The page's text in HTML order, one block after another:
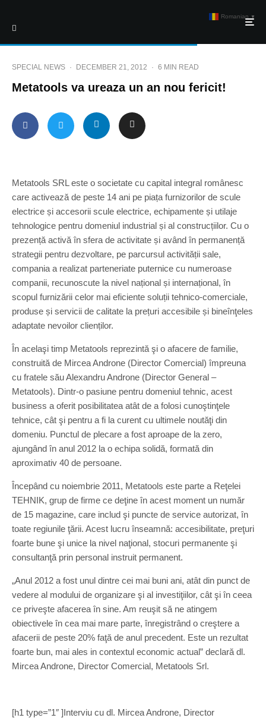
SPECIAL NEWS · DECEMBER 21, 2012 · 6 MIN READ
Metatools va ureaza un an nou fericit!
Metatools SRL este o societate cu capital integral românesc
care activează de peste 14 ani pe piața furnizorilor de scule
electrice și accesorii scule electrice, echipamente și utilaje
tehnologice pentru domeniul industrial și al construcțiilor. Cu o
prezență activă în sfera de activitate și având în permanență
strategii pentru dezvoltare, pe parcursul activității sale,
compania a realizat parteneriate puternice cu numeroase
companii, recunoscute la nivel național și internațional, în
scopul furnizării celor mai eficiente soluții tehnico-comerciale,
produse și servicii de calitate la prețuri accesibile și bineînţeles
adaptate nevoilor clienților.
În acelaşi timp Metatools reprezintă şi o afacere de familie,
construită de Mircea Androne (Director Comercial) împreuna
cu fratele său Alexandru Androne (Director General –
Metatools). Dintr-o pasiune pentru domeniul tehnic, acest
business a oferit posibilitatea atât de a folosi cunoştinţele
tehnice, cât şi pentru a fi la curent cu ultimele noutăţi din
domeniu. Punctul de plecare a fost aproape de la zero,
ajungând în anul 2012 la o echipa solidă, formată din
aproximativ 40 de persoane.
Începând cu noiembrie 2011, Metatools este parte a Reţelei
TEHNIK, grup de firme ce deţine în acest moment un număr
de 15 magazine, care includ şi puncte de service autorizat, în
toate regiunile ţării. Acest lucru înseamnă: accesibilitate, preţuri
foarte bune şi unice la nivel naţional, stocuri permanente şi
consultanţă prin personal instruit permanent.
„Anul 2012 a fost unul dintre cei mai buni ani, atât din punct de
vedere al modului de organizare şi al investiţiilor, cât şi în ceea
ce priveşte afacerea în sine. Am reuşit să ne atingem
obiectivele în cea mai mare parte, înregistrând o creştere a
afacerii de peste 20% faţă de anul precedent. Este un rezultat
foarte bun, mai ales in contextul economic actual” declară dl.
Mircea Androne, Director Comercial, Metatools Srl.
[h1 type=”1″ ]Interviu cu dl. Mircea Androne, Director
Romanian ▼